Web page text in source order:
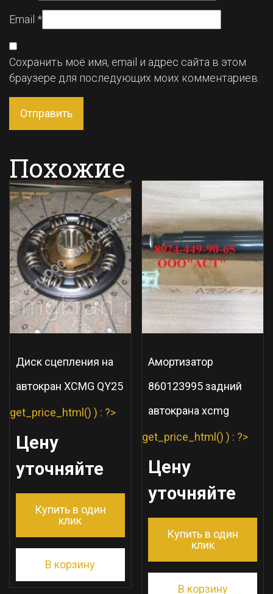
Email *
Сохранить моё имя, email и адрес сайта в этом
браузере для последующих моих комментариев.
Похожие
Диск сцепления на
автокран XCMG QY25
get_price_html() ) : ?>
Цену
уточняйте
Купить в один
клик
В корзину
Амортизатор
860123995 задний
автокрана xcmg
get_price_html() ) : ?>
Цену
уточняйте
Купить в один
клик
В корзину